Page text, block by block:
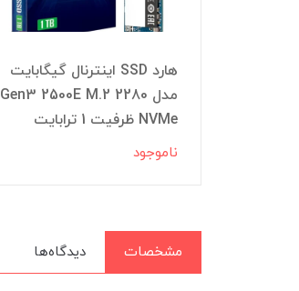
هارد SSD اینترنال گیگابایت
مدل Gen3 2500E M.2 2280
NVMe ظرفیت 1 ترابایت
ناموجود
مشخصات دیدگاه‌ها